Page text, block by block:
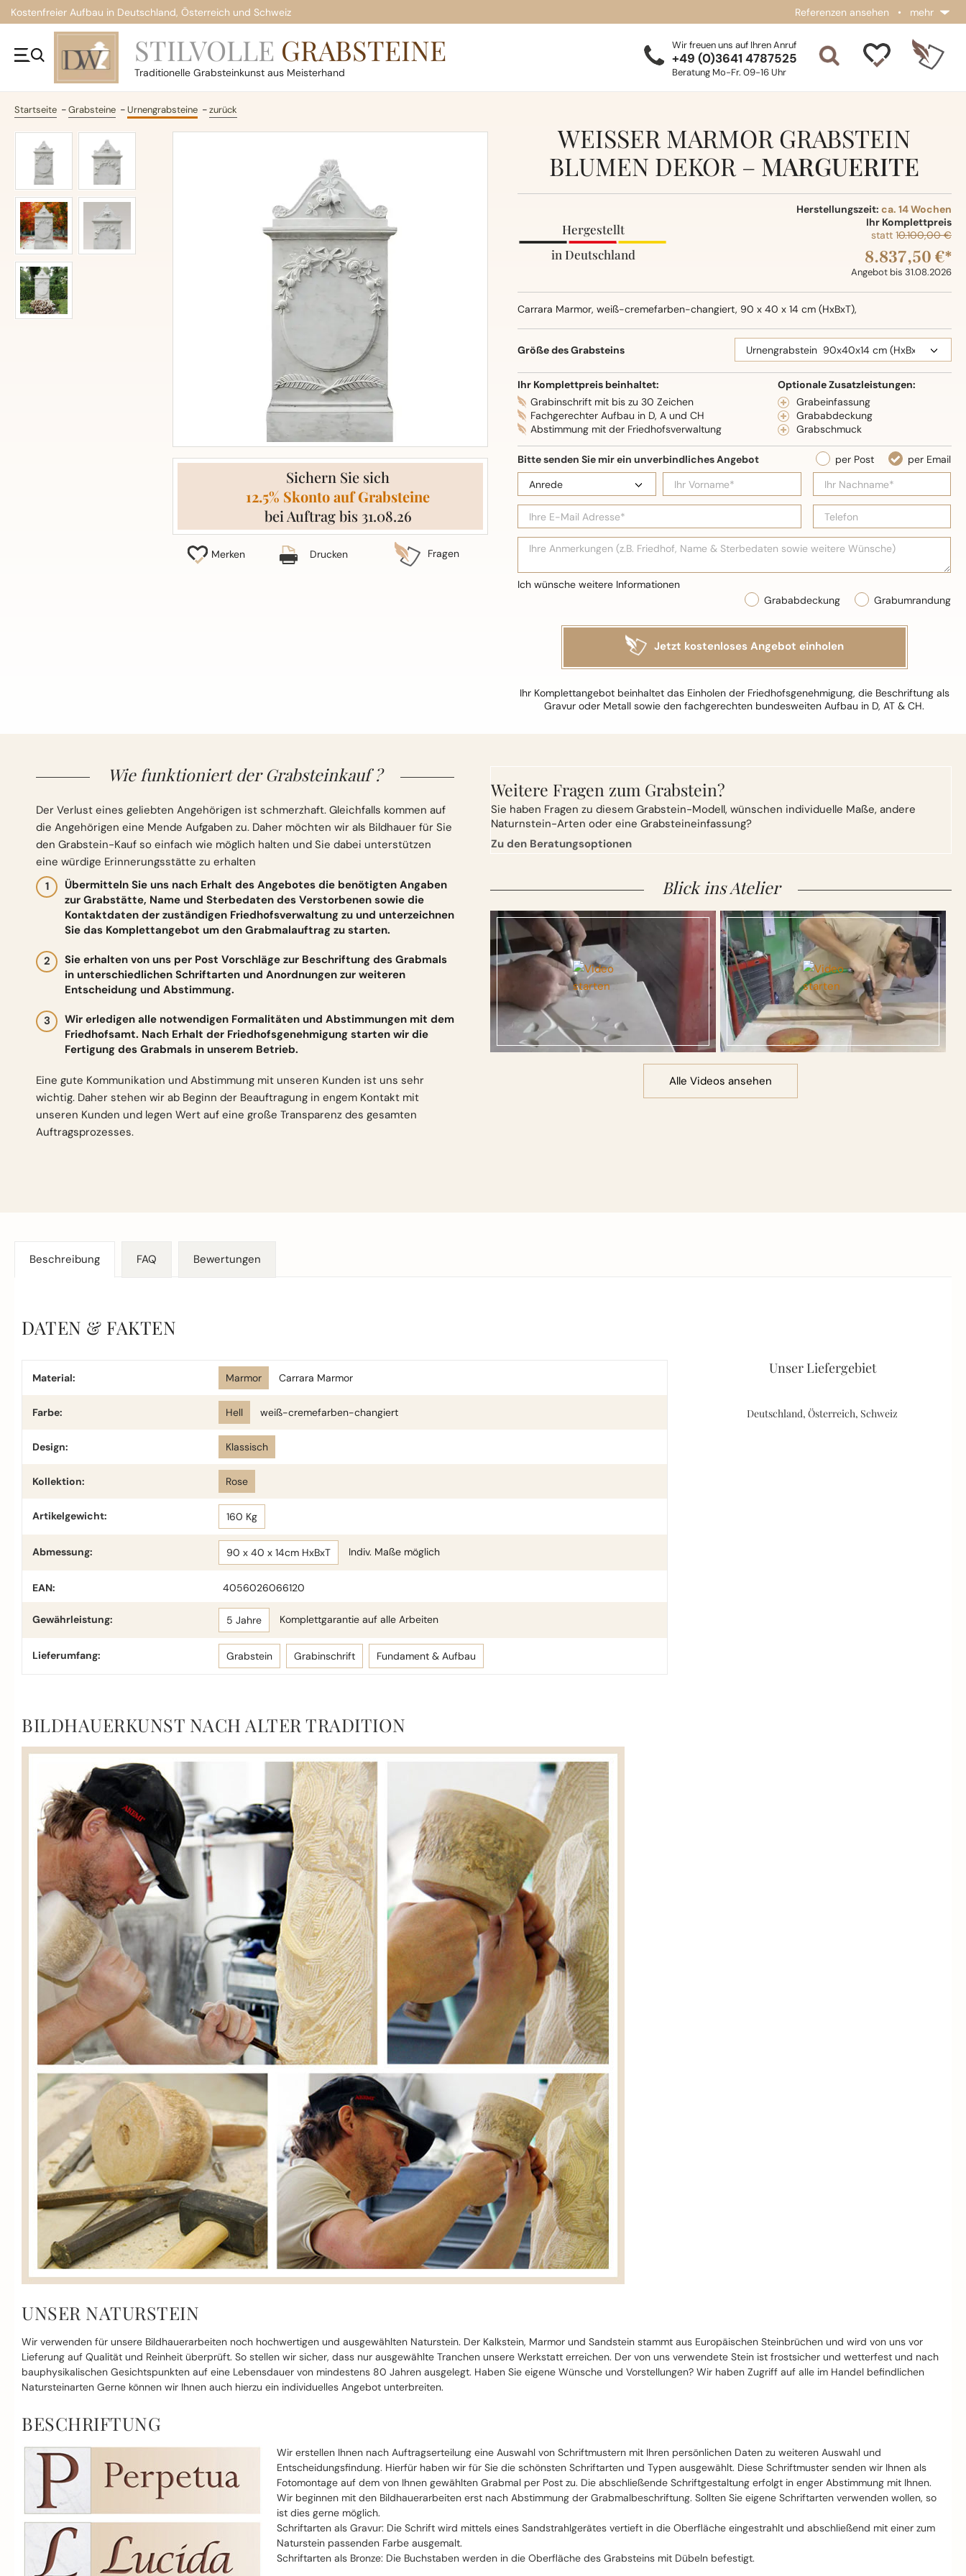
Kostenfreier Aufbau in Deutschland, Österreich und Schweiz Referenzen ansehen • mehr
STILVOLLE GRABSTEINE
Traditionelle Grabsteinkunst aus Meisterhand
Wir freuen uns auf Ihren Anruf
+49 (0)3641 4787525
Beratung Mo-Fr. 09-16 Uhr
Startseite Grabsteine Urnengrabsteine zurück
Sichern Sie sich
12.5% Skonto auf Grabsteine
bei Auftrag bis 31.08.26
Merken Drucken Fragen
WEISSER MARMOR GRABSTEIN
BLUMEN DEKOR – MARGUERITE
Hergestellt
in Deutschland
Herstellungszeit: ca. 14 Wochen
Ihr Komplettpreis
statt 10.100,00 €
8.837,50 €*
Angebot bis 31.08.2026
Carrara Marmor, weiß-cremefarben-changiert, 90 x 40 x 14 cm (HxBxT),
Oberflächenbearbeitung: Seidenglanz
Größe des Grabsteins
Ihr Komplettpreis beinhaltet:
Grabinschrift mit bis zu 30 Zeichen
Fachgerechter Aufbau in D, A und CH
Abstimmung mit der Friedhofsverwaltung
Optionale Zusatzleistungen:
Grabeinfassung
Grababdeckung
Grabschmuck
Grabumrandung
Grababdeckung
Ihr Komplettangebot beinhaltet das Einholen der Friedhofsgenehmigung, die Beschriftung als
Gravur oder Metall sowie den fachgerechten bundesweiten Aufbau in D, AT & CH.
Wie funktioniert der Grabsteinkauf ?
Der Verlust eines geliebten Angehörigen ist schmerzhaft. Gleichfalls kommen auf
die Angehörigen eine Mende Aufgaben zu. Daher möchten wir als Bildhauer für Sie
den Grabstein-Kauf so einfach wie möglich halten und Sie dabei unterstützen
eine würdige Erinnerungsstätte zu erhalten
Übermitteln Sie uns nach Erhalt des Angebotes die benötigten Angaben
zur Grabstätte, Name und Sterbedaten des Verstorbenen sowie die
Kontaktdaten der zuständigen Friedhofsverwaltung zu und unterzeichnen
Sie das Komplettangebot um den Grabmalauftrag zu starten.
Sie erhalten von uns per Post Vorschläge zur Beschriftung des Grabmals
in unterschiedlichen Schriftarten und Anordnungen zur weiteren
Entscheidung und Abstimmung.
Wir erledigen alle notwendigen Formalitäten und Abstimmungen mit dem
Friedhofsamt. Nach Erhalt der Friedhofsgenehmigung starten wir die
Fertigung des Grabmals in unserem Betrieb.
Eine gute Kommunikation und Abstimmung mit unseren Kunden ist uns sehr
wichtig. Daher stehen wir ab Beginn der Beauftragung in engem Kontakt mit
unseren Kunden und legen Wert auf eine große Transparenz des gesamten
Auftragsprozesses.
Weitere Fragen zum Grabstein?
Sie haben Fragen zu diesem Grabstein-Modell, wünschen individuelle Maße, andere
Naturnstein-Arten oder eine Grabsteineinfassung?
Zu den Beratungsoptionen
Blick ins Atelier
Alle Videos ansehen
Beschreibung
DATEN & FAKTEN
Material: Marmor Carrara Marmor
Farbe: Hell weiß-cremefarben-changiert
Design: Klassisch
Kollektion: Rose
Artikelgewicht: 160 Kg
Abmessung: 90 x 40 x 14cm HxBxT Indiv. Maße möglich
EAN: 4056026066120
Gewährleistung: 5 Jahre Komplettgarantie auf alle Arbeiten
Lieferumfang: Grabstein Grabinschrift Fundament & Aufbau
Unser Liefergebiet
Deutschland, Österreich, Schweiz
BILDHAUERKUNST NACH ALTER TRADITION
UNSER NATURSTEIN
Wir verwenden für unsere Bildhauerarbeiten noch hochwertigen und ausgewählten Naturstein. Der Kalkstein, Marmor und Sandstein stammt aus Europäischen Steinbrüchen und wird von uns vor
Lieferung auf Qualität und Reinheit überprüft. So stellen wir sicher, dass nur ausgewählte Tranchen unsere Werkstatt erreichen. Der von uns verwendete Stein ist frostsicher und wetterfest und nach
bauphysikalischen Gesichtspunkten auf eine Lebensdauer von mindestens 80 Jahren ausgelegt. Haben Sie eigene Wünsche und Vorstellungen? Wir haben Zugriff auf alle im Handel befindlichen
Natursteinarten Gerne können wir Ihnen auch hierzu ein individuelles Angebot unterbreiten.
BESCHRIFTUNG
Wir erstellen Ihnen nach Auftragserteilung eine Auswahl von Schriftmustern mit Ihren persönlichen Daten zu weiteren Auswahl und
Entscheidungsfindung. Hierfür haben wir für Sie die schönsten Schriftarten und Typen ausgewählt. Diese Schriftmuster senden wir Ihnen als
Fotomontage auf dem von Ihnen gewählten Grabmal per Post zu. Die abschließende Schriftgestaltung erfolgt in enger Abstimmung mit Ihnen.
Wir beginnen mit den Bildhauerarbeiten erst nach Abstimmung der Grabmalbeschriftung. Sollten Sie eigene Schriftarten verwenden wollen, so
ist dies gerne möglich.
Schriftarten als Gravur: Die Schrift wird mittels eines Sandstrahlgerätes vertieft in die Oberfläche eingestrahlt und abschließend mit einer zum
Naturstein passenden Farbe ausgemalt.
Schriftarten als Bronze: Die Buchstaben werden in die Oberfläche des Grabsteins mit Dübeln befestigt.
FAQ Bewertungen